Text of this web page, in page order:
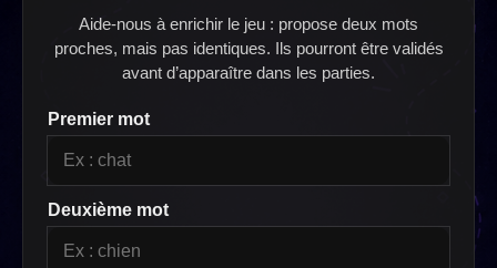
Aide-nous à enrichir le jeu : propose deux mots
proches, mais pas identiques. Ils pourront être validés
avant d’apparaître dans les parties.
Premier mot
Deuxième mot